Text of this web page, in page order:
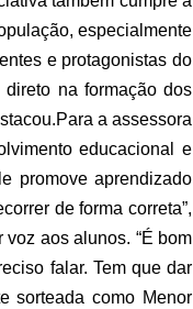
especialmente
e protagonistas do
na formação dos
Para a assessora
educacional e
promove aprendizado
de forma correta”,
aos alunos. “É bom
falar. Tem que dar
sorteada como Menor